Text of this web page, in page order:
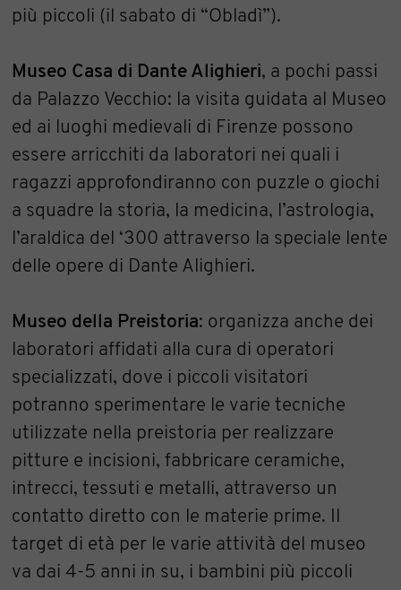
più piccoli (il sabato di “Obladì”).
Museo Casa di Dante Alighieri, a pochi passi
da Palazzo Vecchio: la visita guidata al Museo
ed ai luoghi medievali di Firenze possono
essere arricchiti da laboratori nei quali i
ragazzi approfondiranno con puzzle o giochi
a squadre la storia, la medicina, l’astrologia,
l’araldica del ‘300 attraverso la speciale lente
delle opere di Dante Alighieri.
Museo della Preistoria: organizza anche dei
laboratori affidati alla cura di operatori
specializzati, dove i piccoli visitatori
potranno sperimentare le varie tecniche
utilizzate nella preistoria per realizzare
pitture e incisioni, fabbricare ceramiche,
intrecci, tessuti e metalli, attraverso un
contatto diretto con le materie prime. Il
target di età per le varie attività del museo
va dai 4-5 anni in su, i bambini più piccoli